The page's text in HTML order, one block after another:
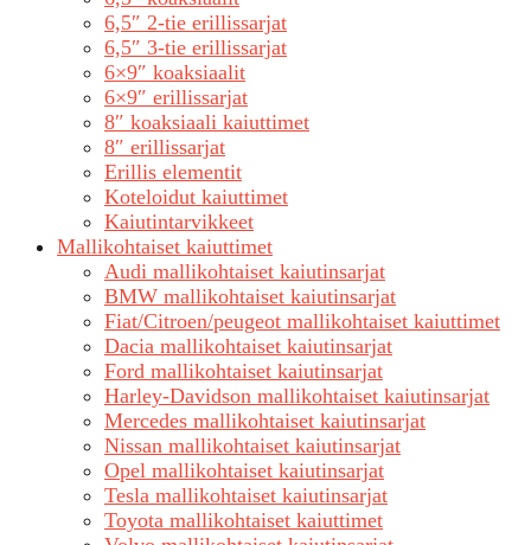
6,5″ 2-tie erillissarjat
6,5″ 3-tie erillissarjat
6×9″ koaksiaalit
6×9″ erillissarjat
8″ koaksiaali kaiuttimet
8″ erillissarjat
Erillis elementit
Koteloidut kaiuttimet
Kaiutintarvikkeet
Mallikohtaiset kaiuttimet
Audi mallikohtaiset kaiutinsarjat
BMW mallikohtaiset kaiutinsarjat
Fiat/Citroen/peugeot mallikohtaiset kaiuttimet
Dacia mallikohtaiset kaiutinsarjat
Ford mallikohtaiset kaiutinsarjat
Harley-Davidson mallikohtaiset kaiutinsarjat
Mercedes mallikohtaiset kaiutinsarjat
Nissan mallikohtaiset kaiutinsarjat
Opel mallikohtaiset kaiutinsarjat
Tesla mallikohtaiset kaiutinsarjat
Toyota mallikohtaiset kaiuttimet